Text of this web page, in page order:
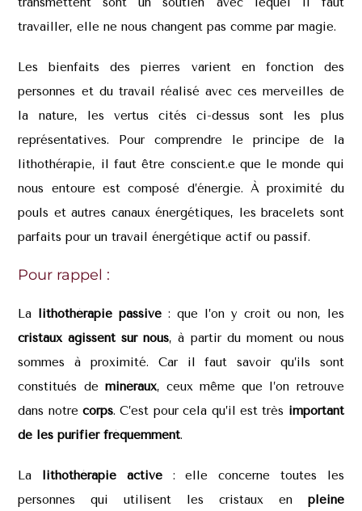
travailler, elle ne nous changent pas comme par magie.
Les bienfaits des pierres varient en fonction des
personnes et du travail réalisé avec ces merveilles de
la nature, les vertus cités ci-dessus sont les plus
représentatives. Pour comprendre le principe de la
lithothérapie, il faut être conscient.e que le monde qui
nous entoure est composé d’énergie. À proximité du
pouls et autres canaux énergétiques, les bracelets sont
parfaits pour un travail énergétique actif ou passif.
Pour rappel :
La lithothérapie passive : que l’on y croit ou non, les
cristaux agissent sur nous, à partir du moment ou nous
sommes à proximité. Car il faut savoir qu’ils sont
constitués de minéraux, ceux même que l’on retrouve
dans notre corps. C’est pour cela qu’il est très important
de les purifier fréquemment.
La lithothérapie active : elle concerne toutes les
personnes qui utilisent les cristaux en pleine